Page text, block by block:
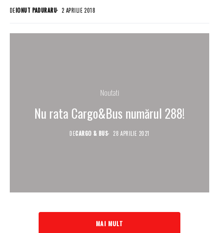
DEIONUT PADURARU 2 APRILIE 2018
Noutati
Nu rata Cargo&Bus numărul 288!
DECARGO & BUS 28 APRILIE 2021
MAI MULT